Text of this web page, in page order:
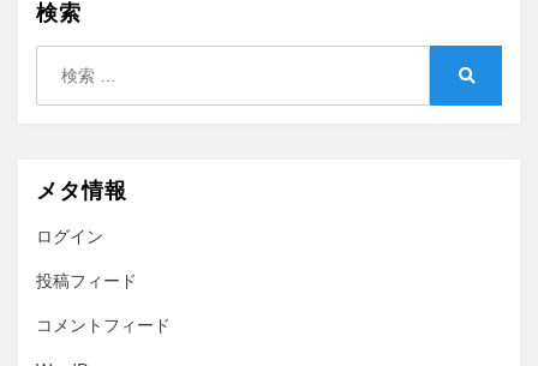
検索
メタ情報
ログイン
投稿フィード
コメントフィード